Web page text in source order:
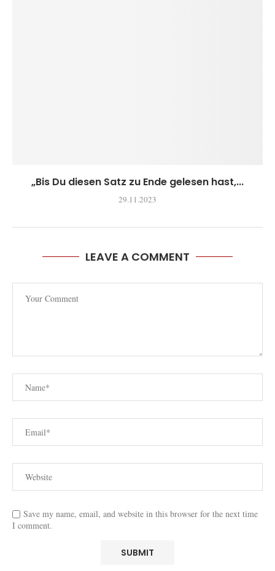
„Bis Du diesen Satz zu Ende gelesen hast,...
29.11.2023
LEAVE A COMMENT
Save my name, email, and website in this browser for the next time
I comment.